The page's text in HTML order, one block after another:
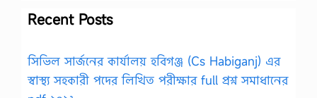
Recent Posts
সিভিল সার্জনের কার্যালয় হবিগঞ্জ (Cs Habiganj) এর
স্বাস্থ্য সহকারী পদের লিখিত পরীক্ষার full প্রশ্ন সমাধানের